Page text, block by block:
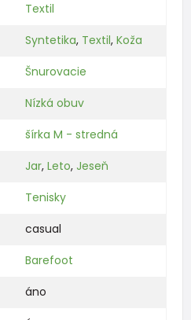
Textil
Syntetika, Textil, Koža
Šnurovacie
Nízká obuv
šírka M - stredná
Jar, Leto, Jeseň
Tenisky
casual
Barefoot
áno